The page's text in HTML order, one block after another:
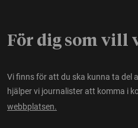
För dig som vill
Vi finns för att du ska kunna ta del
hjälper vi journalister att komma i
webbplatsen.